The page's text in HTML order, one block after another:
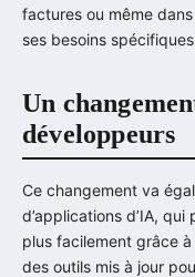
factures ou même
ses besoins
Un
développeurs
Ce changement va
d’applications d’IA,
plus facilement grâce
des outils mis à jour